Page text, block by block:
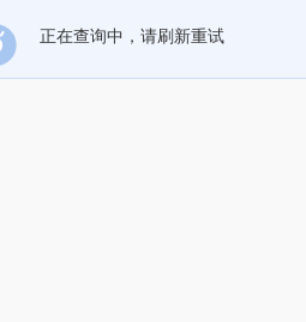
正在查询中，请刷新重试